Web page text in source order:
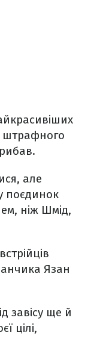
штрафного
але
поєдинок
ніж Шмід,
Язан
завісу ще й
цілі,